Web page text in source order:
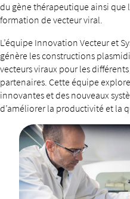
du gène thérapeutique ainsi que
formation de vecteur viral.
L’équipe Innovation Vecteur et
génère les constructions
vecteurs viraux pour les
partenaires. Cette équipe
innovantes et des nouveaux
d’améliorer la productivité et la